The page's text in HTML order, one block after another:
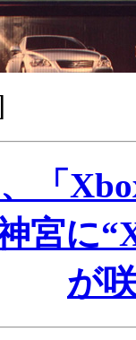
「
宮に
が